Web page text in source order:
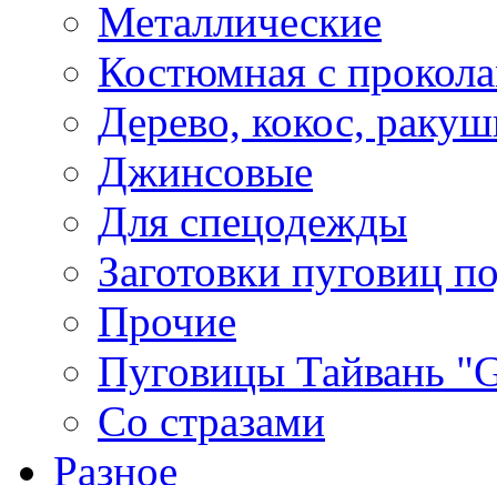
Металлические
Костюмная с
Дерево, кокос,
Джинсовые
Для спецодежды
Заготовки пуговиц
Прочие
Пуговицы Тайвань
Со стразами
Разное